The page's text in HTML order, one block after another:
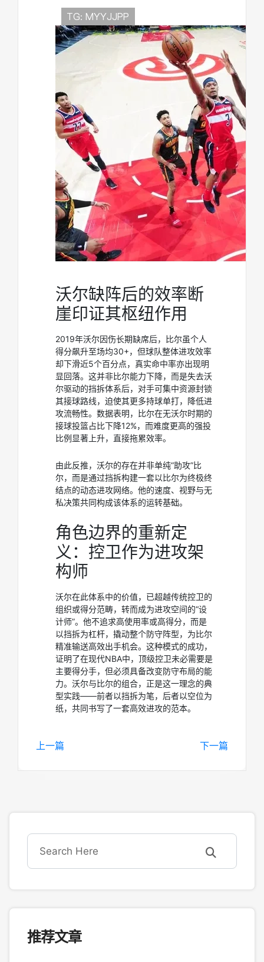
沃尔缺阵后的效率断
崖印证其枢纽作用
2019年沃尔因伤长期缺席后，比尔虽个人
得分飙升至场均30+，但球队整体进攻效率
却下滑近5个百分点，真实命中率亦出现明
显回落。这并非比尔能力下降，而是失去沃
尔驱动的挡拆体系后，对手可集中资源封锁
其接球路线，迫使其更多持球单打，降低进
攻流畅性。数据表明，比尔在无沃尔时期的
接球投篮占比下降12%，而难度更高的强投
比例显著上升，直接拖累效率。
由此反推，沃尔的存在并非单纯“助攻”比
尔，而是通过挡拆构建一套以比尔为终极终
结点的动态进攻网络。他的速度、视野与无
私决策共同构成该体系的运转基础。
角色边界的重新定
义：控卫作为进攻架
构师
沃尔在此体系中的价值，已超越传统控卫的
组织或得分范畴，转而成为进攻空间的“设
计师”。他不追求高使用率或高得分，而是
以挡拆为杠杆，撬动整个防守阵型，为比尔
精准输送高效出手机会。这种模式的成功，
证明了在现代NBA中，顶级控卫未必需要是
主要得分手，但必须具备改变防守布局的能
力。沃尔与比尔的组合，正是这一理念的典
型实践——前者以挡拆为笔，后者以空位为
纸，共同书写了一套高效进攻的范本。
上一篇 下一篇
推荐文章